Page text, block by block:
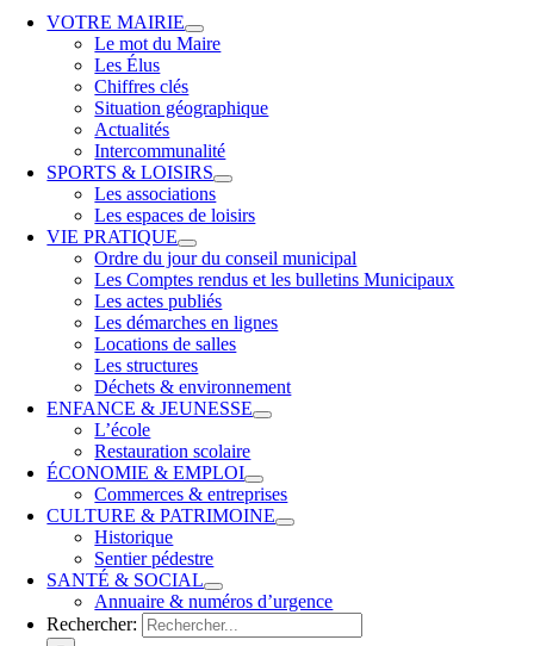
VOTRE MAIRIE
Le mot du Maire
Les Élus
Chiffres clés
Situation géographique
Actualités
Intercommunalité
SPORTS & LOISIRS
Les associations
Les espaces de loisirs
VIE PRATIQUE
Ordre du jour du conseil municipal
Les Comptes rendus et les bulletins Municipaux
Les actes publiés
Les démarches en lignes
Locations de salles
Les structures
Déchets & environnement
ENFANCE & JEUNESSE
L’école
Restauration scolaire
ÉCONOMIE & EMPLOI
Commerces & entreprises
CULTURE & PATRIMOINE
Historique
Sentier pédestre
SANTÉ & SOCIAL
Annuaire & numéros d’urgence
Rechercher: